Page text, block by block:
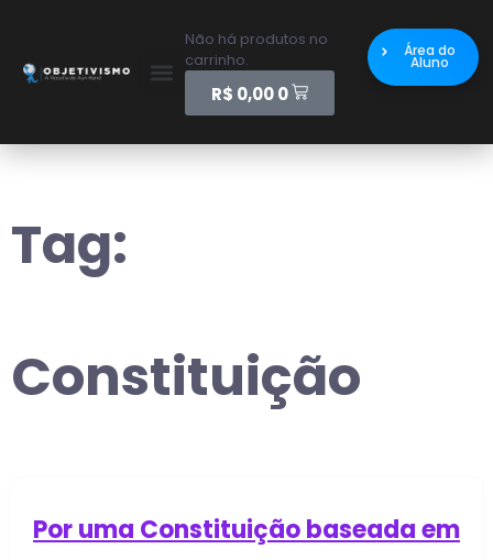
Não há produtos no
carrinho.
R$ 0,00 0
Área do
Aluno
Tag:
Constituição
Por uma Constituição baseada em